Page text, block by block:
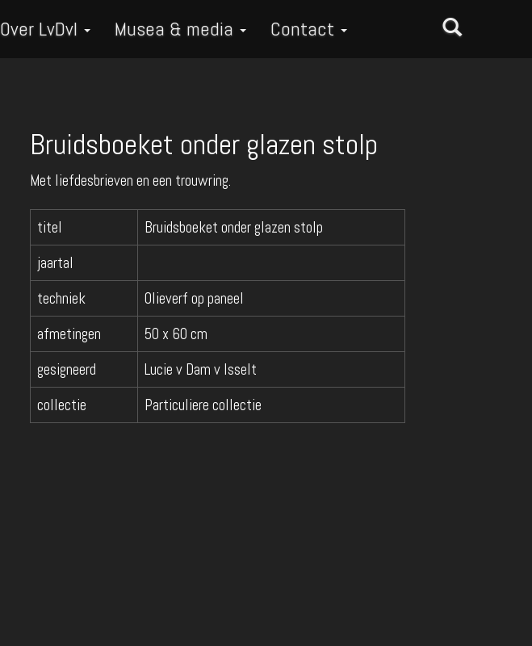
Over LvDvI Musea & media Contact
Bruidsboeket onder glazen stolp
Met liefdesbrieven en een trouwring.
titel
Bruidsboeket onder glazen stolp
jaartal
techniek
Olieverf op paneel
afmetingen
50 x 60 cm
gesigneerd
Lucie v Dam v Isselt
collectie
Particuliere collectie